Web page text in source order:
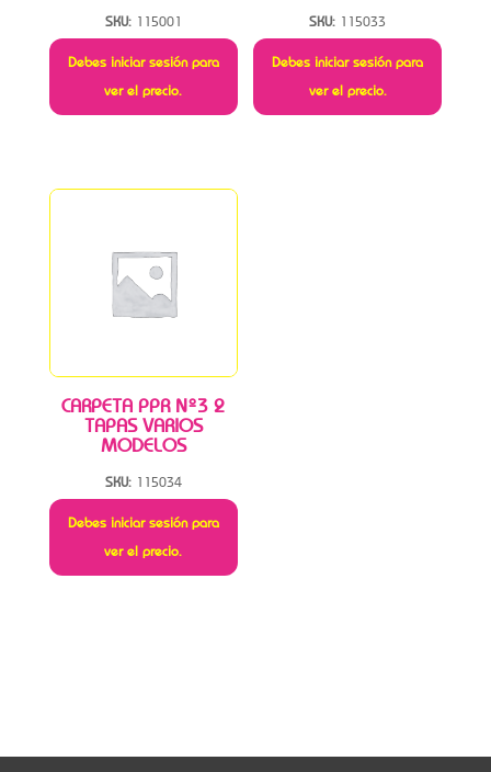
SKU: 115001
Debes iniciar sesión para
ver el precio.
SKU: 115033
Debes iniciar sesión para
ver el precio.
CARPETA PPR Nº3 2
TAPAS VARIOS
MODELOS
SKU: 115034
Debes iniciar sesión para
ver el precio.